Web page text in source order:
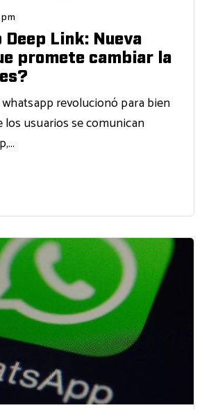
Link: Nueva
promete cambiar la
revolucionó para bien
los usuarios se comunican